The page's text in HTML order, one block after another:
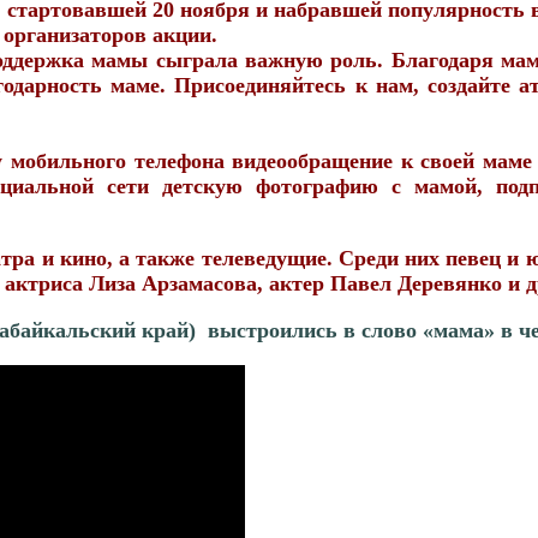
20 ноября и набравшей популярность
акции.
мамы сыграла важную роль. Благодаря
маме. Присоединяйтесь к нам, создайте
телефона видеообращение к своей
сети детскую фотографию с мамой,
и кино, а также телеведущие. Среди них певец
Лиза Арзамасова, актер Павел Деревянко и
край) выстроились в слово «мама» в